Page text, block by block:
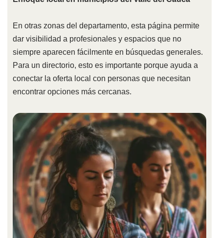
En otras zonas del departamento, esta página permite
dar visibilidad a profesionales y espacios que no
siempre aparecen fácilmente en búsquedas generales.
Para un directorio, esto es importante porque ayuda a
conectar la oferta local con personas que necesitan
encontrar opciones más cercanas.